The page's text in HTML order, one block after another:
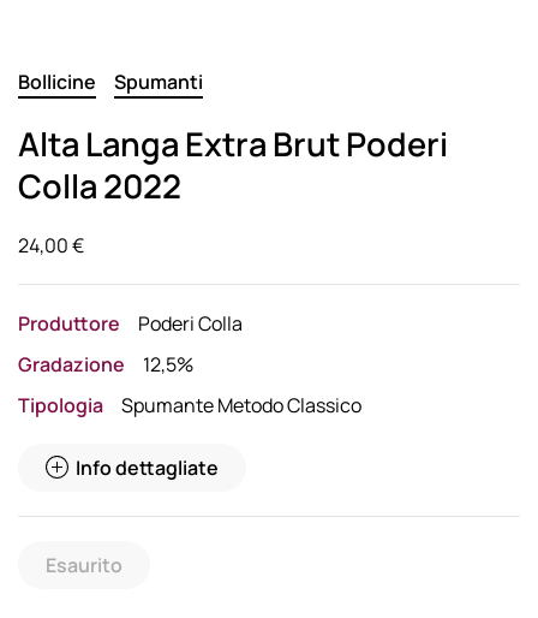
Bollicine Spumanti
Alta Langa Extra Brut Poderi
Colla 2022
24,00€
Produttore
Poderi Colla
Gradazione
12,5%
Tipologia
Spumante Metodo Classico
Info dettagliate
Esaurito